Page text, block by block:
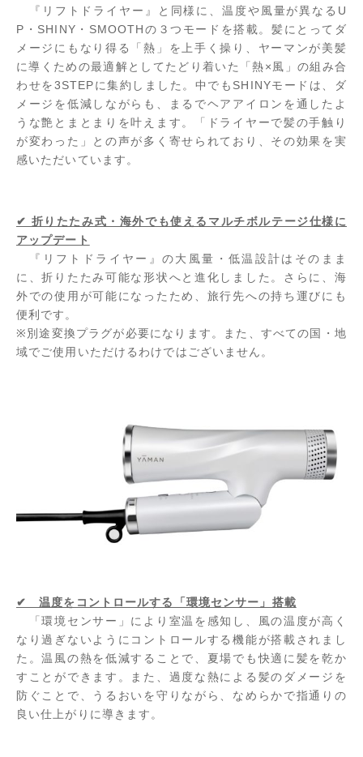
『リフトドライヤー』と同様に、温度や風量が異なるU
P・SHINY・SMOOTHの３つモードを搭載。髪にとってダ
メージにもなり得る「熱」を上手く操り、ヤーマンが美髪
に導くための最適解としてたどり着いた「熱×風」の組み合
わせを3STEPに集約しました。中でもSHINYモードは、ダ
メージを低減しながらも、まるでヘアアイロンを通したよ
うな艶とまとまりを叶えます。「ドライヤーで髪の手触り
が変わった」との声が多く寄せられており、その効果を実
感いただいています。
✔ 折りたたみ式・海外でも使えるマルチボルテージ仕様に
アップデート
『リフトドライヤー』の大風量・低温設計はそのまま
に、折りたたみ可能な形状へと進化しました。さらに、海
外での使用が可能になったため、旅行先への持ち運びにも
便利です。
※別途変換プラグが必要になります。また、すべての国・地
域でご使用いただけるわけではございません。
✔ 温度をコントロールする「環境センサー」搭載
「環境センサー」により室温を感知し、風の温度が高く
なり過ぎないようにコントロールする機能が搭載されまし
た。温風の熱を低減することで、夏場でも快適に髪を乾か
すことができます。また、過度な熱による髪のダメージを
防ぐことで、うるおいを守りながら、なめらかで指通りの
良い仕上がりに導きます。